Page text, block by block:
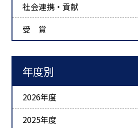
社会連携・貢献
受 賞
年度別
2026年度
2025年度